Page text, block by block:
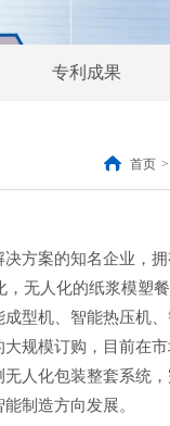
专利成果
首页 >
方案的知名企业，拥
无人化的纸浆模塑
型机、智能热压机
规模订购，目前在
人化包装整套系统
能制造方向发展。